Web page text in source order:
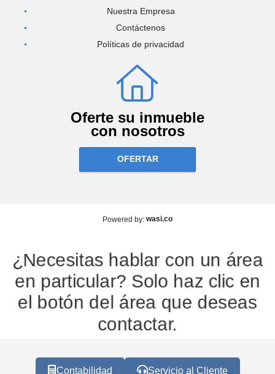
Nuestra Empresa
Contáctenos
Políticas de privacidad
Oferte su inmueble
con nosotros
OFERTAR
Powered by: wasi.co
¿Necesitas hablar con un área
en particular? Solo haz clic en
el botón del área que deseas
contactar.
Contabilidad Servicio al Cliente